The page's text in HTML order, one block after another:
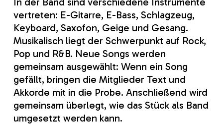
vertreten: E-Gitarre, E-Bass, Schlagzeug,
Keyboard, Saxofon, Geige und Gesang.
Musikalisch liegt der Schwerpunkt auf Rock,
Pop und R&B. Neue Songs werden
gemeinsam ausgewählt: Wenn ein Song
gefällt, bringen die Mitglieder Text und
Akkorde mit in die Probe. Anschließend wird
gemeinsam überlegt, wie das Stück als Band
umgesetzt werden kann.